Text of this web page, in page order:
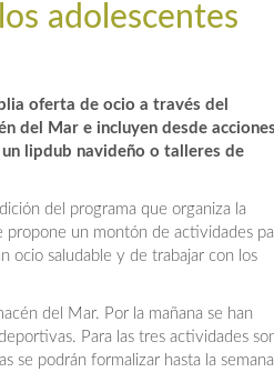
adolescentes
oferta de ocio a través del
del Mar e incluyen desde acciones
lipdub navideño o talleres de
del programa que organiza la
propone un montón de actividades
ocio saludable y de trabajar con los
del Mar. Por la mañana se han
Para las tres actividades
se podrán formalizar hasta la semana